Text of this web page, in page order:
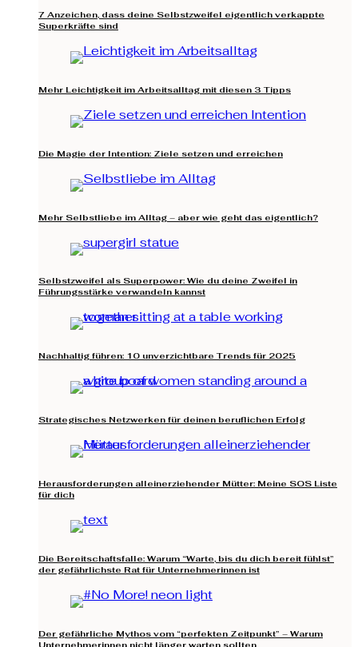
7 Anzeichen, dass deine Selbstzweifel eigentlich verkappte
Superkräfte sind
Mehr Leichtigkeit im Arbeitsalltag mit diesen 3 Tipps
Die Magie der Intention: Ziele setzen und erreichen
Mehr Selbstliebe im Alltag – aber wie geht das eigentlich?
Selbstzweifel als Superpower: Wie du deine Zweifel in
Führungsstärke verwandeln kannst
Nachhaltig führen: 10 unverzichtbare Trends für 2025
Strategisches Netzwerken für deinen beruflichen Erfolg
Herausforderungen alleinerziehender Mütter: Meine SOS Liste
für dich
Die Bereitschaftsfalle: Warum “Warte, bis du dich bereit fühlst”
der gefährlichste Rat für Unternehmerinnen ist
Der gefährliche Mythos vom “perfekten Zeitpunkt” – Warum
Unternehmerinnen nicht länger warten sollten